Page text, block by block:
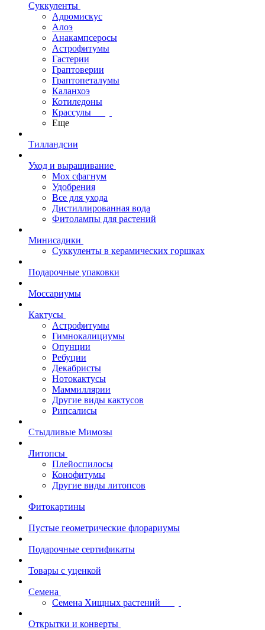
Суккуленты
Адромискус
Алоэ
Анакампсеросы
Астрофитумы
Гастерии
Граптоверии
Граптопеталумы
Каланхоэ
Котиледоны
Крассулы
Еще
Тилландсии
Уход и выращивание
Мох сфагнум
Удобрения
Все для ухода
Дистиллированная вода
Фитолампы для растений
Минисадики
Суккуленты в керамических горшках
Подарочные упаковки
Моссариумы
Кактусы
Астрофитумы
Гимнокалициумы
Опунции
Ребуции
Декабристы
Нотокактусы
Маммиллярии
Другие виды кактусов
Рипсалисы
Стыдливые Мимозы
Литопсы
Плейоспилосы
Конофитумы
Другие виды литопсов
Фитокартины
Пустые геометрические флорариумы
Подарочные сертификаты
Товары с уценкой
Семена
Семена Хищных растений
Открытки и конверты